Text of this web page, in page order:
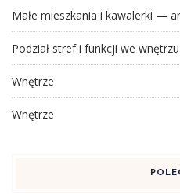
Małe mieszkania i kawalerki —
Podział stref i funkcji we wnętrzu
Wnętrze
Wnętrze